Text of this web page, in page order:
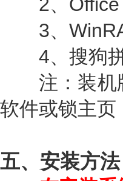
3、
4、搜狗拼
注：装机版
软件或锁主页
五、安装方法